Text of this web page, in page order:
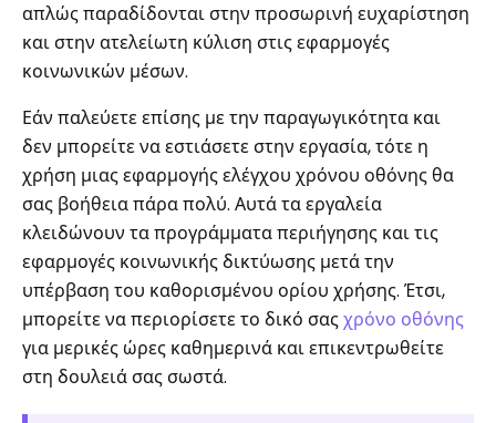
απλώς παραδίδονται στην προσωρινή ευχαρίστηση
και στην ατελείωτη κύλιση στις εφαρμογές
κοινωνικών μέσων.
Εάν παλεύετε επίσης με την παραγωγικότητα και
δεν μπορείτε να εστιάσετε στην εργασία, τότε η
χρήση μιας εφαρμογής ελέγχου χρόνου οθόνης θα
σας βοήθεια πάρα πολύ. Αυτά τα εργαλεία
κλειδώνουν τα προγράμματα περιήγησης και τις
εφαρμογές κοινωνικής δικτύωσης μετά την
υπέρβαση του καθορισμένου ορίου χρήσης. Έτσι,
μπορείτε να περιορίσετε το δικό σαςχρόνο οθόνης
για μερικές ώρες καθημερινά και επικεντρωθείτε
στη δουλειά σας σωστά.